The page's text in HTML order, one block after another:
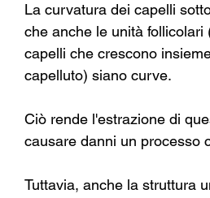
La curvatura dei capelli
che anche le unità follicolari
capelli che crescono
capelluto) siano curve.
Ciò rende l'estrazione di
causare danni un processo
Tuttavia, anche la struttura